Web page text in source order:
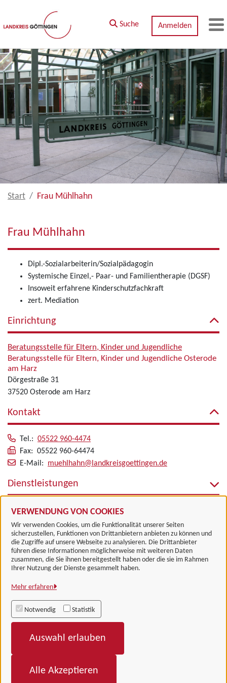
Zum Hauptinhalt springen
VERWENDUNG VON COOKIES
Wir verwenden Cookies, um die Funktionalität unserer Seiten
sicherzustellen, Funktionen von Drittanbietern anbieten zu können und
die Zugriffe auf unsere Webseite zu analysieren. Die Drittanbieter
führen diese Informationen möglicherweise mit weiteren Daten
zusammen, die Sie ihnen bereitgestellt haben oder die sie im Rahmen
Ihrer Nutzung der Dienste gesammelt haben.
Mehr erfahren
Notwendig Statistik
Auswahl erlauben
Alle Akzeptieren
Suche Anmelden
Start Frau Mühlhahn
Frau Mühlhahn
Dipl.-Sozialarbeiterin/Sozialpädagogin
Systemische Einzel,- Paar- und Familientherapie (DGSF)
Insoweit erfahrene Kinderschutzfachkraft
zert. Mediation
Einrichtung
Beratungsstelle für Eltern, Kinder und Jugendliche
Beratungsstelle für Eltern, Kinder und Jugendliche Osterode
am Harz
Dörgestraße 31
37520 Osterode am Harz
Kontakt
Tel.: 05522 960-4474
Fax: 05522 960-64474
E-Mail: muehlhahn@landkreisgoettingen.de
Dienstleistungen
Alle zugeordneten Einrichtungen
Landkreis Göttingen
Alle Rechte vorbehalten
Barrierefreiheit